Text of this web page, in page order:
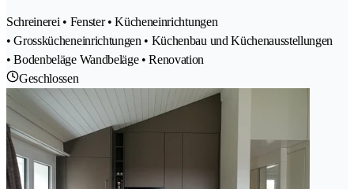
Schreinerei • Fenster • Kücheneinrichtungen
• Grosskücheneinrichtungen • Küchenbau und Küchenausstellungen
• Bodenbeläge Wandbeläge • Renovation
Geschlossen